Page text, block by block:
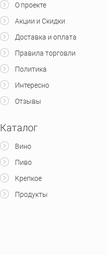
О проекте
Акции и Скидки
Доставка и оплата
Правила торговли
Политика
Интересно
Отзывы
Каталог
Вино
Пиво
Крепкое
Продукты